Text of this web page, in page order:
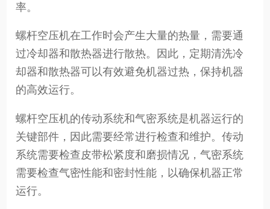
率。
螺杆空压机在工作时会产生大量的热量，需要通
过冷却器和散热器进行散热。因此，定期清洗冷
却器和散热器可以有效避免机器过热，保持机器
的高效运行。
螺杆空压机的传动系统和气密系统是机器运行的
关键部件，因此需要经常进行检查和维护。传动
系统需要检查皮带松紧度和磨损情况，气密系统
需要检查气密性能和密封性能，以确保机器正常
运行。